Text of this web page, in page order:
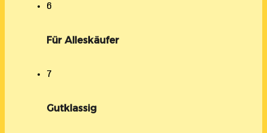
6
Für Alleskäufer
7
Gutklassig